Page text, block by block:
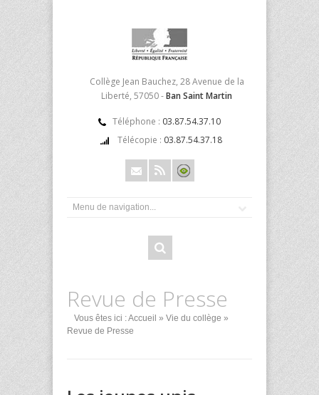
Collège Jean Bauchez, 28 Avenue de la
Liberté, 57050 -Ban Saint Martin
Téléphone : 03.87.54.37.10
Télécopie : 03.87.54.37.18
Revue de Presse
Vous êtes ici :Accueil » Vie du collège »
Revue de Presse